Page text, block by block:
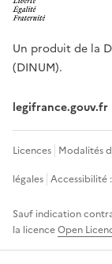
Un produit de la
(DINUM).
legifrance.gouv.fr
Licences Modalités
légales Accessibilité
Sauf indication
la licenceOpen